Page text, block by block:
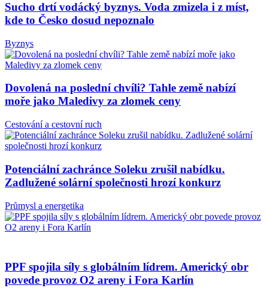
Sucho drtí vodácký byznys. Voda zmizela i z míst,
kde to Česko dosud nepoznalo
Byznys
Dovolená na poslední chvíli? Tahle země nabízí
moře jako Maledivy za zlomek ceny
Cestování a cestovní ruch
Potenciální zachránce Soleku zrušil nabídku.
Zadlužené solární společnosti hrozí konkurz
Průmysl a energetika
PPF spojila síly s globálním lídrem. Americký obr
povede provoz O2 areny i Fora Karlín